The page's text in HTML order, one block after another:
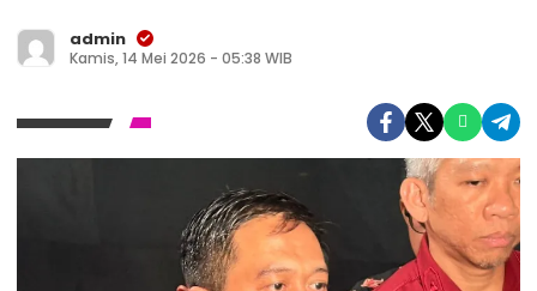
admin
Kamis, 14 Mei 2026 - 05:38 WIB